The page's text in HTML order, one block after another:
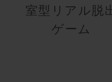
室型リアル脱
ゲーム